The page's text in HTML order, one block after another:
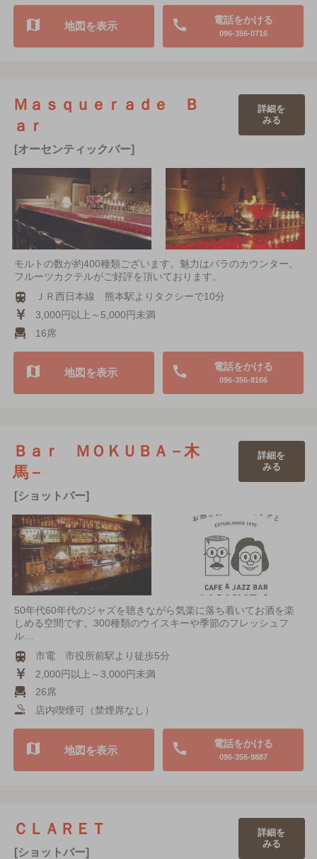
電話をかける
096-356-0716
地図を表示
Ｍａｓｑｕｅｒａｄｅ Ｂ
ａｒ
[オーセンティックバー]
詳細を
みる
モルトの数が約400種類ございます。魅力はバラのカウンター。
フルーツカクテルがご好評を頂いております。
ＪＲ西日本線 熊本駅よりタクシーで10分
3,000円以上～5,000円未満
16席
電話をかける
096-356-8166
地図を表示
Ｂａｒ ＭＯＫＵＢＡ－木
馬－
[ショットバー]
詳細を
みる
50年代60年代のジャズを聴きながら気楽に落ち着いてお酒を楽
しめる空間です。300種類のウイスキーや季節のフレッシュフ
ル…
市電 市役所前駅より徒歩5分
2,000円以上～3,000円未満
26席
店内喫煙可（禁煙席なし）
電話をかける
096-356-9887
地図を表示
ＣＬＡＲＥＴ
[ショットバー]
詳細を
みる